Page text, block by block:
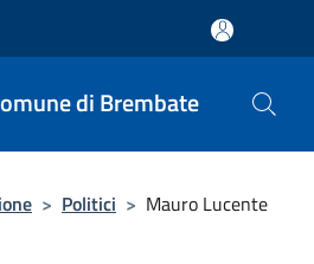
di Brembate
> Politici > Mauro Lucente